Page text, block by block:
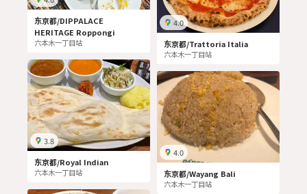
东京都/DIPPALACE
HERITAGE Roppongi
六本木一丁目站
3.8
东京都/Royal Indian
六本木一丁目站
4.0
东京都/Trattoria Italia
六本木一丁目站
4.0
东京都/Wayang Bali
六本木一丁目站